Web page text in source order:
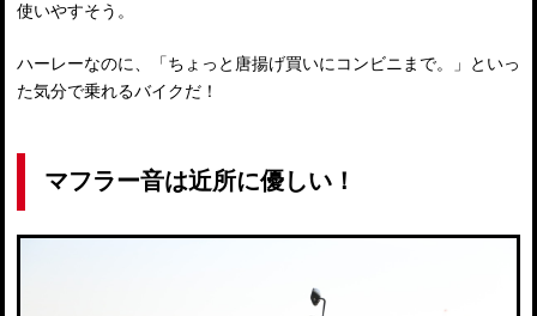
使いやすそう。
ハーレーなのに、「ちょっと唐揚げ買いにコンビニまで。」といっ
た気分で乗れるバイクだ！
マフラー音は近所に優しい！